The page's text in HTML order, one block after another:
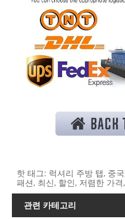
핫 태그: 럭셔리 주방 탭, 중
패션, 최신, 할인, 저렴한 가
관련 카테고리